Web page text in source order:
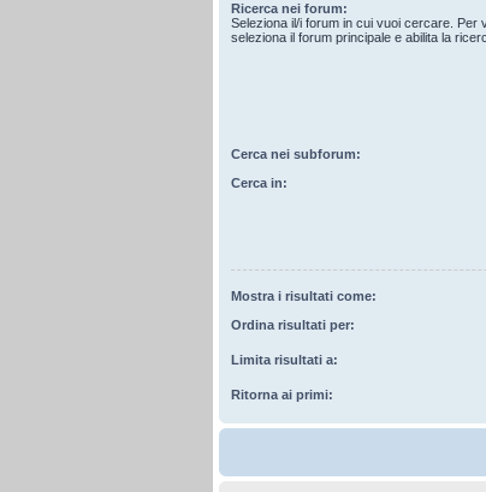
Ricerca nei forum:
Seleziona il/i forum in cui vuoi cercare.
seleziona il forum principale e abilita la
Cerca nei subforum:
Cerca in:
Mostra i risultati come:
Ordina risultati per:
Limita risultati a:
Ritorna ai primi: